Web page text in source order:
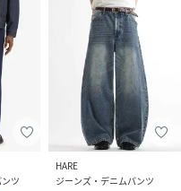
ツ
HARE
ジーンズ・デニムパンツ